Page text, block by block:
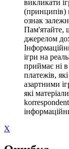
викликати
(принципів)
ознак
Пам'ятайте,
джерелом
ігри на
приймає ні
платежів,
азартними
які
X